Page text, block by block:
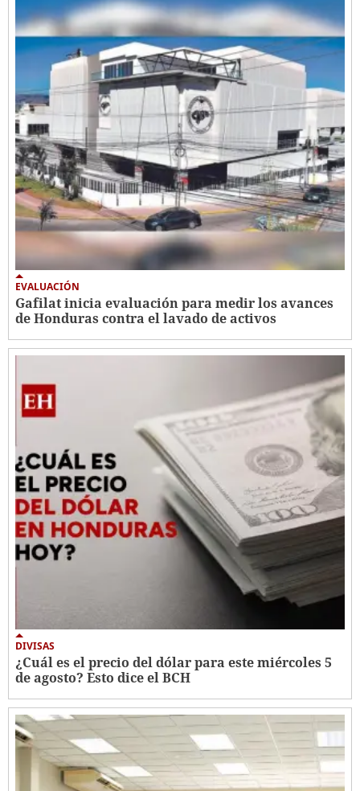
EVALUACIÓN
Gafilat inicia evaluación para medir los avances
de Honduras contra el lavado de activos
DIVISAS
¿Cuál es el precio del dólar para este miércoles 5
de agosto? Esto dice el BCH